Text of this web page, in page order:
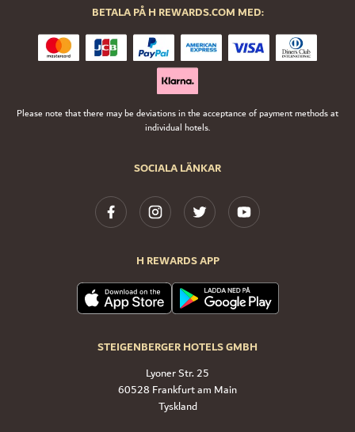
SOCIALA LÄNKAR
H REWARDS APP
STEIGENBERGER HOTELS GMBH
Lyoner Str. 25
60528 Frankfurt am Main
Tyskland
BETALA PÅ H REWARDS.COM MED:
Please note that there may be deviations in the acceptance of payment methods at
individual hotels.